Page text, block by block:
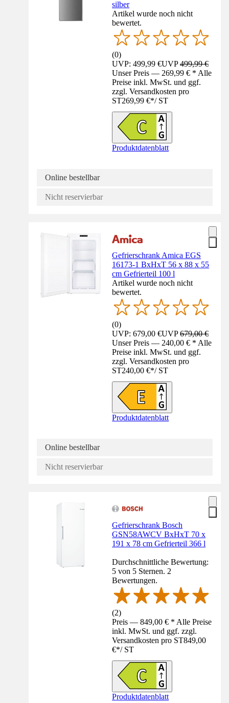
silber
Artikel wurde noch nicht
bewertet.
(0)
UVP: 499,99 €UVP499,99 €
Unser Preis — 269,99 € * Alle
Preise inkl. MwSt. und ggf.
zzgl. Versandkosten pro
ST269,99 €*/ ST
Produktdatenblatt
Online bestellbar
Nicht reservierbar
Gefrierschrank Amica EGS
16173-1 BxHxT 56 x 88 x 55
cm Gefrierteil 100 l
Artikel wurde noch nicht
bewertet.
(0)
UVP: 679,00 €UVP679,00 €
Unser Preis — 240,00 € * Alle
Preise inkl. MwSt. und ggf.
zzgl. Versandkosten pro
ST240,00 €*/ ST
Produktdatenblatt
Online bestellbar
Nicht reservierbar
Gefrierschrank Bosch
GSN58AWCV BxHxT 70 x
191 x 78 cm Gefrierteil 366 l
Durchschnittliche Bewertung:
5 von 5 Sternen. 2
Bewertungen.
(2)
Preis — 849,00 € * Alle Preise
inkl. MwSt. und ggf. zzgl.
Versandkosten pro ST849,00
€*/ ST
Produktdatenblatt